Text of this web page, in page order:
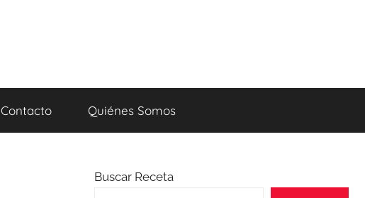
Contacto Quiénes Somos
Buscar Receta